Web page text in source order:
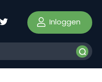
Inloggen